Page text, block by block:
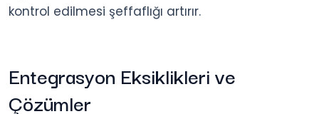
kontrol edilmesi şeffaflığı artırır.
Entegrasyon Eksiklikleri ve
Çözümler